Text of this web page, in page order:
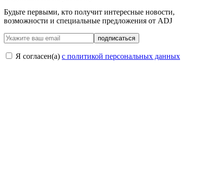
Будьте первыми, кто получит интересные новости,
возможности и специальные предложения от ADJ
подписаться
Я согласен(a) с политикой персональных данных